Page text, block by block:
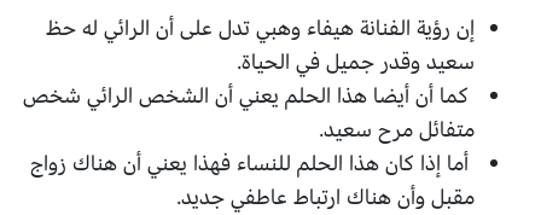
إن رؤية الفنانة هيفاء وهبي تدل على أن الرائي له حظ
سعيد وقدر جميل في الحياة.
كما أن أيضا هذا الحلم يعني أن الشخص الرائي شخص
متفائل مرح سعيد.
أما إذا كان هذا الحلم للنساء فهذا يعني أن هناك زواج
مقبل وأن هناك ارتباط عاطفي جديد.